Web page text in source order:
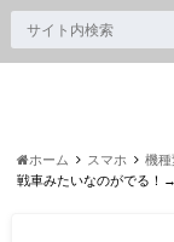
ホーム スマホ
機
戦車みたいなのがでる！